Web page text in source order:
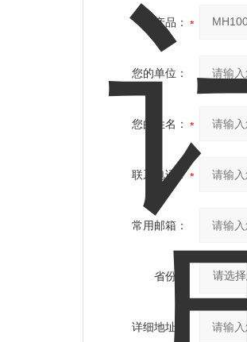
产品：
您的单位：
您的姓名：
联系电话：
常用邮箱：
省份：
详细地址：